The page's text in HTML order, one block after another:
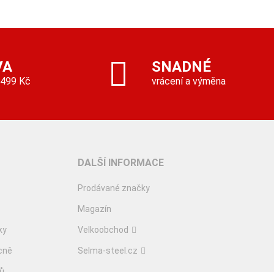
Kč
SNADNÉ
vrácení a výměna
DALŠÍ INFORMACE
Prodávané značky
Magazín
Velkoobchod
Selma-steel.cz